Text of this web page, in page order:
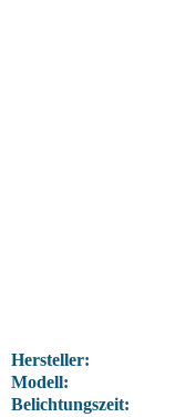
Hersteller:
Modell:
Belichtungszeit: